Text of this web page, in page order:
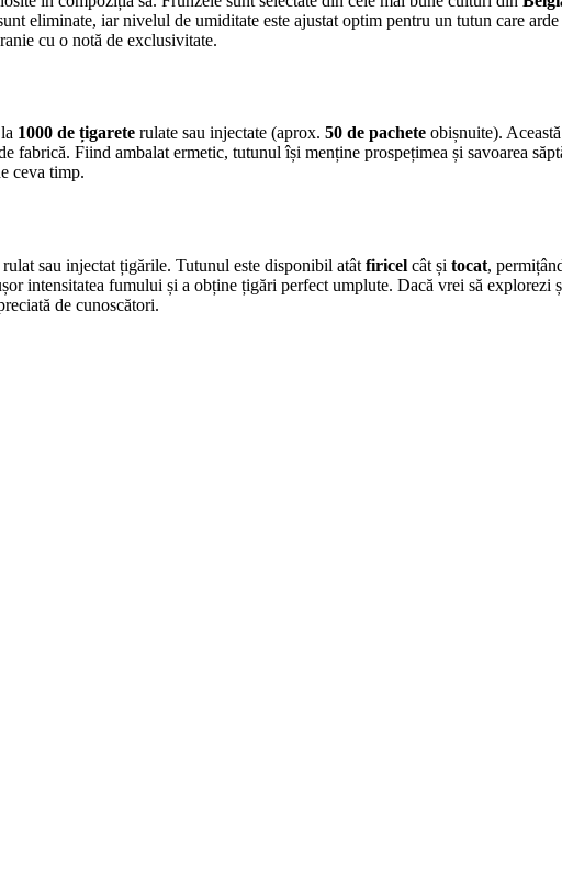
eliminate, iar nivelul de umiditate este ajustat optim pentru un tutun care
cu o notă de exclusivitate.
1000 de țigarete rulate sau injectate (aprox. 50 de pachete obișnuite).
Fiind ambalat ermetic, tutunul își menține prospețimea și savoarea
ceva timp.
sau injectat țigările. Tutunul este disponibil atât firicel cât și tocat,
intensitatea fumului și a obține țigări perfect umplute. Dacă vrei să explorezi
de cunoscători.